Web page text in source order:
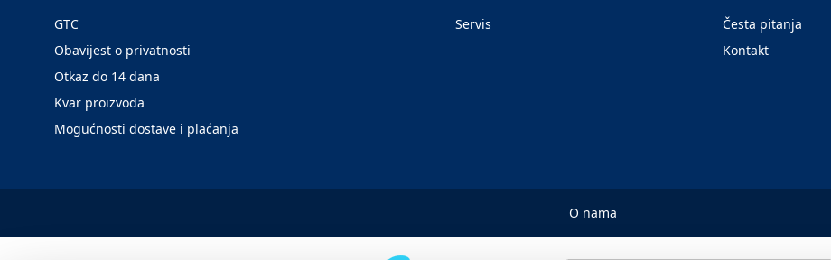
GTC
Obavijest o privatnosti
Otkaz do 14 dana
Kvar proizvoda
Mogućnosti dostave i plaćanja
Servis
Česta pitanja
Kontakt
O nama